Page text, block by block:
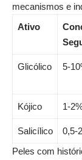
mecanismos e
Ativo
Glicólico 5-
Kójico 1-
Salicílico 0,5-
Peles com